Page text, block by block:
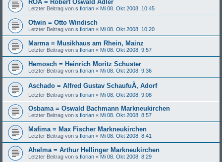
ROA = Robert Oswald Adler
Letzter Beitrag von s.florian « Mi 08. Okt 2008, 10:45
Otwin = Otto Windisch
Letzter Beitrag von s.florian « Mi 08. Okt 2008, 10:20
Marma = Musikhaus am Rhein, Mainz
Letzter Beitrag von s.florian « Mi 08. Okt 2008, 9:57
Hemosch = Heinrich Moritz Schuster
Letzter Beitrag von s.florian « Mi 08. Okt 2008, 9:36
Aschado = Alfred Gustav SchaufuÃ, Adorf
Letzter Beitrag von s.florian « Mi 08. Okt 2008, 9:08
Osbama = Oswald Bachmann Markneukirchen
Letzter Beitrag von s.florian « Mi 08. Okt 2008, 8:57
Mafima = Max Fischer Markneukirchen
Letzter Beitrag von s.florian « Mi 08. Okt 2008, 8:41
Ahelma = Arthur Hellinger Markneukirchen
Letzter Beitrag von s.florian « Mi 08. Okt 2008, 8:29